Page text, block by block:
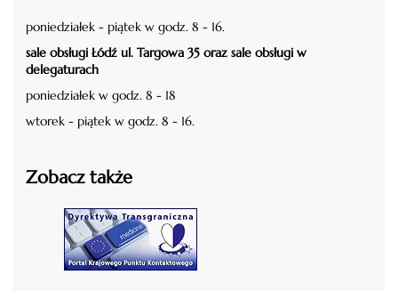
poniedziałek - piątek w godz. 8 - 16.
sale obsługi Łódź ul. Targowa 35 oraz sale obsługi w
delegaturach
poniedziałek w godz. 8 - 18
wtorek - piątek w godz. 8 - 16.
Zobacz także
czytaj więcej